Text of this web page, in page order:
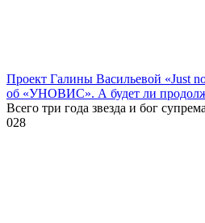
Проект Галины Васильевой «Just
об «УНОВИС». А будет ли
Всего три года звезда и бог
028